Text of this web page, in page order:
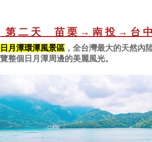
第二天 苗栗→南投→台
日月潭環潭風景區 ，全台灣最大的天然內
覽整個日月潭周邊的美麗風光。